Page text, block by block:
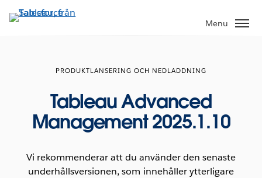
vidare
Menu
PRODUKTLANSERING OCH NEDLADDNING
Tableau Advanced
Management 2025.1.10
Vi rekommenderar att du använder den senaste
underhållsversionen, som innehåller ytterligare